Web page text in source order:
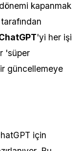
kapanmak
'yi her işi
'süper
güncellemeye
için